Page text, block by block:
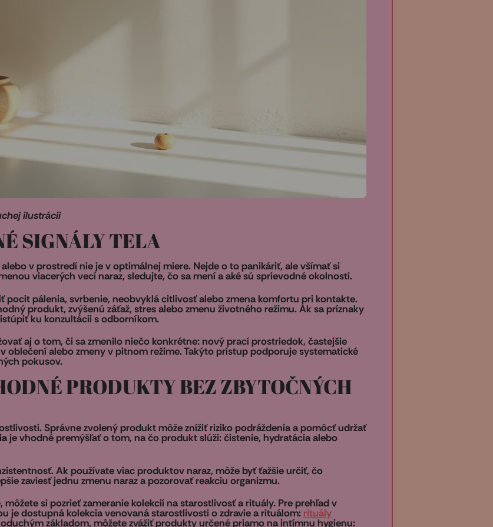
ilustrácii
SIGNÁLY TELA
v prostredí nie je v optimálnej miere. Nejde o to panikáriť, ale všímať si
viacerých vecí naraz, sledujte, čo sa mení a aké sú sprievodné okolnosti.
pocit pálenia, svrbenie, neobvyklá citlivosť alebo zmena komfortu pri kontakte.
produkt, zvýšenú záťaž, stres alebo zmenu životného režimu. Ak sa príznaky
ku konzultácii s odborníkom.
aj o tom, či sa zmenilo niečo konkrétne: nový prací prostriedok, častejšie
oblečení alebo zmeny v pitnom režime. Takýto prístup podporuje systematické
pokusov.
PRODUKTY BEZ ZBYTOČNÝCH
Správne zvolený produkt môže znížiť riziko podráždenia a pomôcť udržať
je vhodné premýšľať o tom, na čo produkt slúži: čistenie, hydratácia alebo
Ak používate viac produktov naraz, môže byť ťažšie určiť, čo
zaviesť jednu zmenu naraz a pozorovať reakciu organizmu.
si pozrieť zameranie kolekcií na starostlivosť a rituály. Pre prehľad v
je dostupná kolekcia venovaná starostlivosti o zdravie a rituálom: rituály
základom, môžete zvážiť produkty určené priamo na intímnu hygienu: